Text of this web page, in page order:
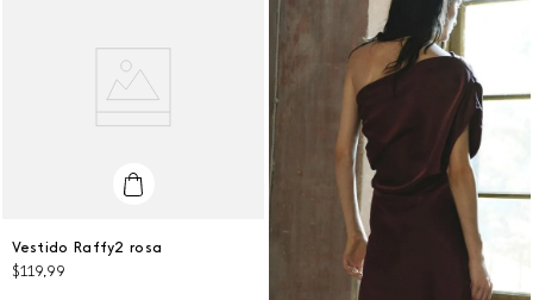
L
AGREGAR AL CARRITO
Vestido Raffy2 rosa
$119,99